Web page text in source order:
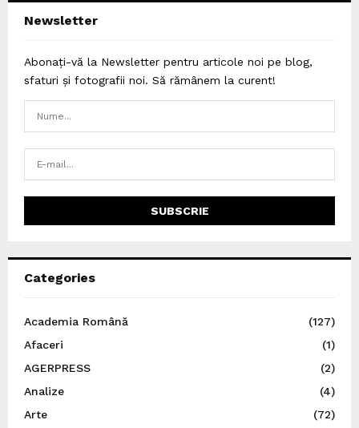
Newsletter
Abonați-vă la Newsletter pentru articole noi pe blog,
sfaturi și fotografii noi. Să rămânem la curent!
Categories
Academia Română
(127)
Afaceri
(1)
AGERPRESS
(2)
Analize
(4)
Arte
(72)